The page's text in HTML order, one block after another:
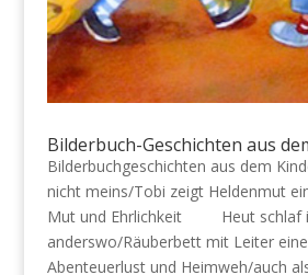
Bilderbuch-Geschichten aus
Bilderbuchgeschichten aus dem
nicht meins/Tobi zeigt Heldenmut
Mut und Ehrlichkeit Heut schlaf
anderswo/Räuberbett mit Leiter
Abenteuerlust und Heimweh/auch